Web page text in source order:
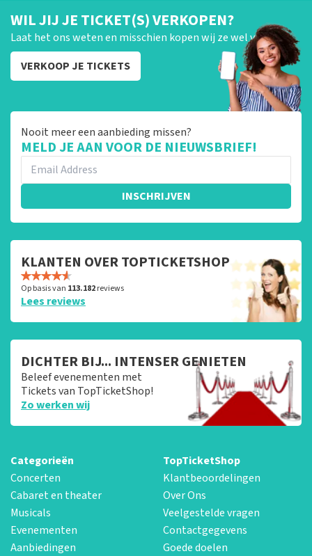
WIL JIJ JE TICKET(S) VERKOPEN?
Laat het ons weten en misschien kopen wij ze wel van je!
VERKOOP JE TICKETS
Nooit meer een aanbieding missen?
MELD JE AAN VOOR DE NIEUWSBRIEF!
INSCHRIJVEN
KLANTEN OVER TOPTICKETSHOP
Op basis van 113.182reviews
Lees reviews
DICHTER BIJ... INTENSER GENIETEN
Beleef evenementen met
Tickets van TopTicketShop!
Zo werken wij
Categorieën
Concerten
Cabaret en theater
Musicals
Evenementen
Aanbiedingen
TopTicketShop
Klantbeoordelingen
Over Ons
Veelgestelde vragen
Contactgegevens
Goede doelen